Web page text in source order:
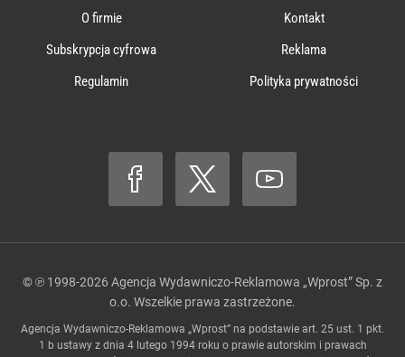
O firmie
Kontakt
Subskrypcja cyfrowa
Reklama
Regulamin
Polityka prywatności
© ℗ 1998-2026 Agencja Wydawniczo-Reklamowa „Wprost” Sp. z
o.o. Wszelkie prawa zastrzeżone.
Agencja Wydawniczo-Reklamowa „Wprost” na podstawie art. 25 ust. 1 pkt.
1 b ustawy z dnia 4 lutego 1994 roku o prawie autorskim i prawach